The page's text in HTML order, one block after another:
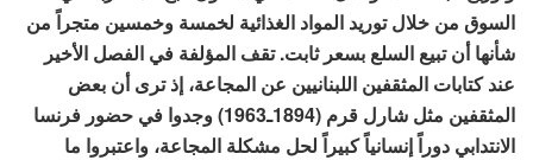
السوق من خلال توريد المواد الغذائية لخمسة وخمسين متجراً من
شأنها أن تبيع السلع بسعر ثابت. تقف المؤلفة في الفصل الأخير
عند كتابات المثقفين اللبنانيين عن المجاعة، إذ ترى أن بعض
المثقفين مثل شارل قرم (1894ـ1963) وجدوا في حضور فرنسا
الانتدابي دوراً إنسانياً كبيراً لحل مشكلة المجاعة، واعتبروا ما